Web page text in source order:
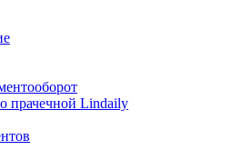
прачечной Lindaily